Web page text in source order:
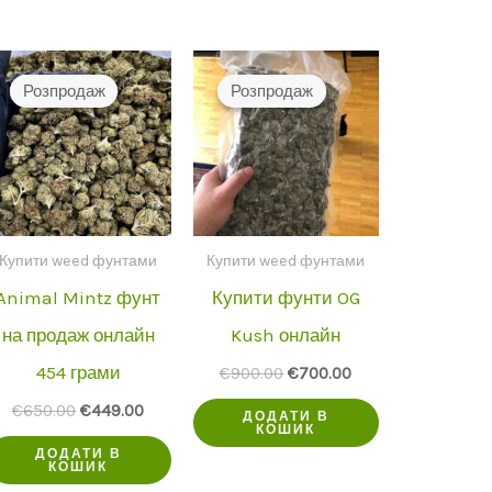
Розпродаж
Розпродаж
Купити weed фунтами
Mintz фунт
на продаж онлайн
454 грами
€650.00 Початкова
була:
€650.00.
€449.00Поточна
€449.00.
ДОДАТИ В
КОШИК
Розпродаж
Розпродаж
Купити weed фунтами
Купити фунти OG
Kush онлайн
€900.00 Початкова
була:
€900.00.
€700.00Поточна
€700.00.
ДОДАТИ В
КОШИК